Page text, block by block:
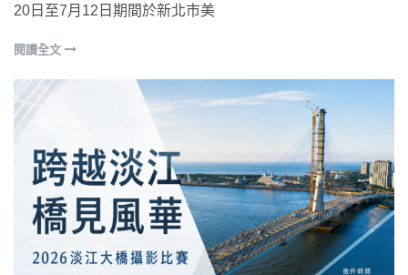
20日至7月12日期間於新北市美
閱讀全文